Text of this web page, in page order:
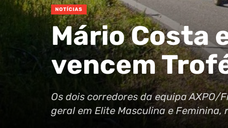
NOTÍCIAS
Mário Costa
vencem
Os dois corredores da equipa
geral em Elite Masculina e Feminina,